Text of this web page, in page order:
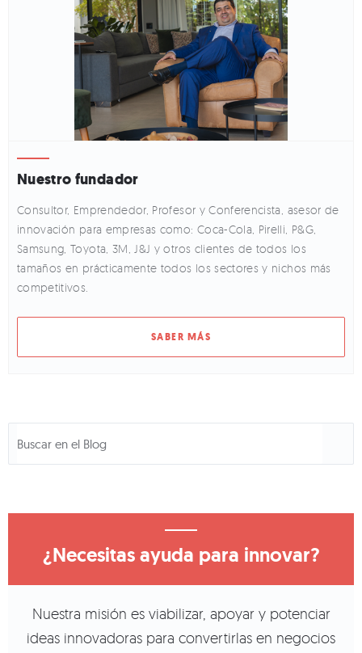
Nuestro fundador
Consultor, Emprendedor, Profesor y Conferencista, asesor de
innovación para empresas como: Coca-Cola, Pirelli, P&G,
Samsung, Toyota, 3M, J&J y otros clientes de todos los
tamaños en prácticamente todos los sectores y nichos más
competitivos.
SABER MÁS
¿Necesitas ayuda para innovar?
Nuestra misión es viabilizar, apoyar y potenciar
ideas innovadoras para convertirlas en negocios